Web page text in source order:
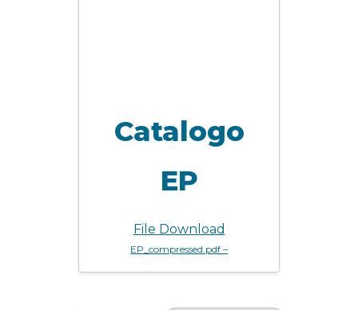
Catalogo
EP
File Download
EP_compressed.pdf –